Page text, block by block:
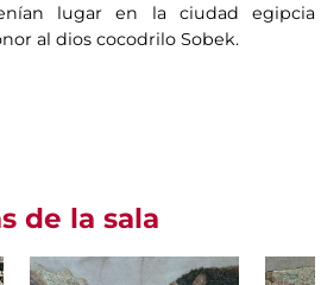
lugar en la ciudad egipcia
al dios cocodrilo Sobek.
de la sala